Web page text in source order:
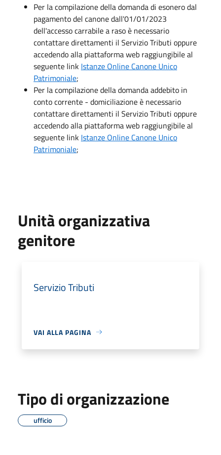
Per la compilazione della domanda di esonero dal
pagamento del canone dall'01/01/2023
dell'accesso carrabile a raso è necessario
contattare direttamenti il Servizio Tributi oppure
accedendo alla piattaforma web raggiungibile al
seguente link Istanze Online Canone Unico
Patrimoniale;
Per la compilazione della domanda addebito in
conto corrente - domiciliazione è necessario
contattare direttamenti il Servizio Tributi oppure
accedendo alla piattaforma web raggiungibile al
seguente link Istanze Online Canone Unico
Patrimoniale;
Unità organizzativa
genitore
Servizio Tributi
VAI ALLA PAGINA
Tipo di organizzazione
ufficio